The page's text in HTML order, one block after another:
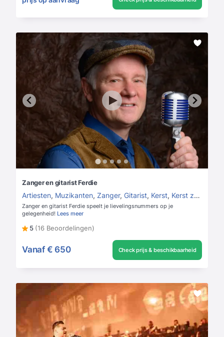
Zanger en gitarist Ferdie
Artiesten, Muzikanten, Zanger, Gitarist, Kerst, Kerst zanger
Zanger en gitarist Ferdie speelt je lievelingsnummers op je
gelegenheid! Lees meer
5 (16 Beoordelingen)
Vanaf € 650 Check prijs & beschikbaarheid